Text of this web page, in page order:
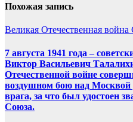
Похожая запись
Великая Отечественная война
7 августа 1941 года –
Виктор Васильевич
Отечественной войне
воздушном бою над
врага, за что был удостоен
Союза.